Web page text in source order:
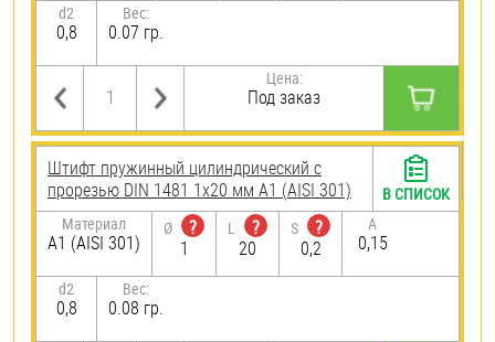
d2
0,8
Вес:
0.07 гр.
Цена:
Под заказ
Штифт пружинный цилиндрический с
прорезью DIN 1481 1х20 мм А1 (AISI 301)
Материал
А1 (AISI 301)
Ø
?
1
L
?
20
S
?
0,2
A
0,15
d2
0,8
Вес:
0.08 гр.
В СПИСОК